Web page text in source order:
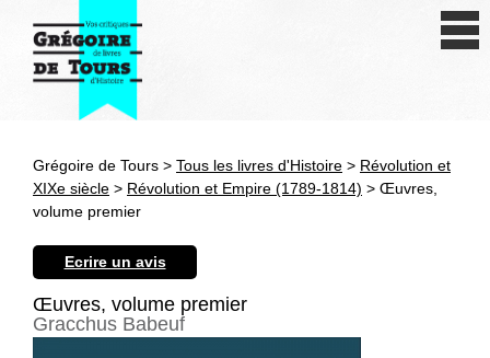
Antiquité
Grégoire de Tours > Tous les livres d'Histoire > Révolution et
XIXe siècle > Révolution et Empire (1789-1814) > Œuvres,
volume premier
Ecrire un avis
Œuvres, volume premier
Gracchus Babeuf